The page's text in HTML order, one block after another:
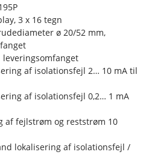
3 x 16 tegn
ø 20/52 mm,
af isolationsfejl 2… 10 mA til
af isolationsfejl 0,2… 1 mA
af fejlstrøm og reststrøm 10
lokalisering af isolationsfejl /